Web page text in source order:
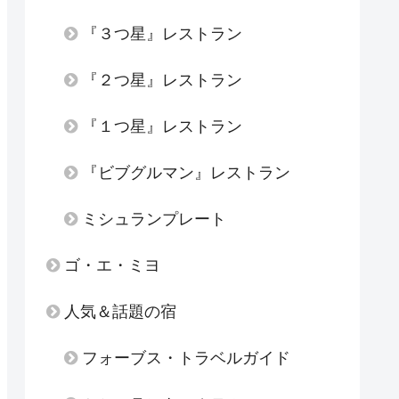
『３つ星』レストラン
『２つ星』レストラン
『１つ星』レストラン
『ビブグルマン』レストラン
ミシュランプレート
ゴ・エ・ミヨ
人気＆話題の宿
フォーブス・トラベルガイド